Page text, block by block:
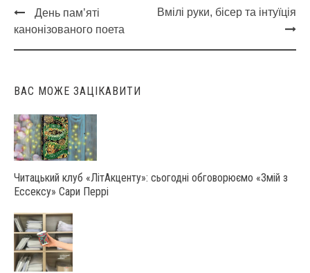
Post
navigation
День пам’яті
канонізованого поета
Вмілі руки, бісер та інтуїція
ВАС МОЖЕ ЗАЦІКАВИТИ
Читацький клуб «ЛітАкценту»: сьогодні обговорюємо «Змій з
Ессексу» Сари Перрі